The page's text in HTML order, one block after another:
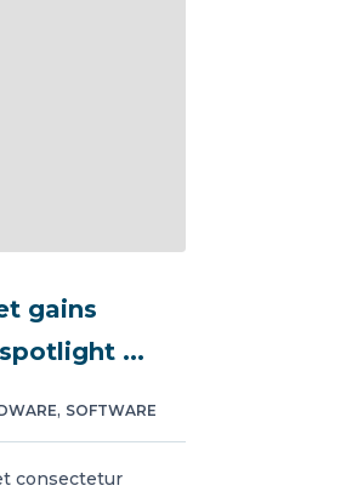
gains
...
, SOFTWARE
consectetur